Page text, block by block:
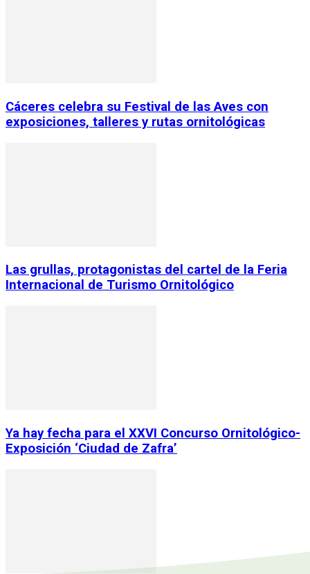
Cáceres celebra su Festival de las Aves con
exposiciones, talleres y rutas ornitológicas
Las grullas, protagonistas del cartel de la Feria
Internacional de Turismo Ornitológico
Ya hay fecha para el XXVI Concurso Ornitológico-
Exposición ‘Ciudad de Zafra’